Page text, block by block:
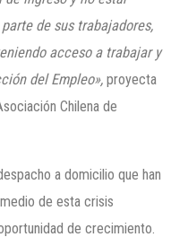
de sus trabajadores,
acceso a trabajar y
del Empleo», proyecta
Chilena de
a domicilio que han
de esta crisis
de crecimiento.